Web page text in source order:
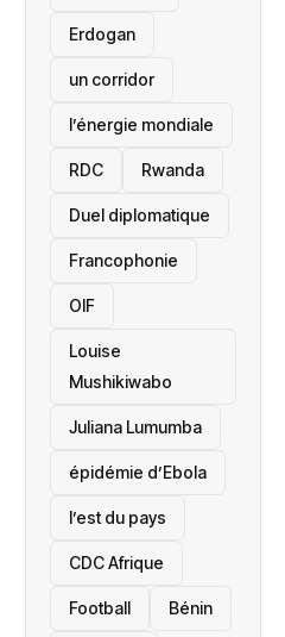
Erdogan
un corridor
l’énergie mondiale
RDC Rwanda
Duel diplomatique
Francophonie
OIF
Louise
Mushikiwabo
Juliana Lumumba
épidémie d’Ebola
l’est du pays
CDC Afrique
Football Bénin